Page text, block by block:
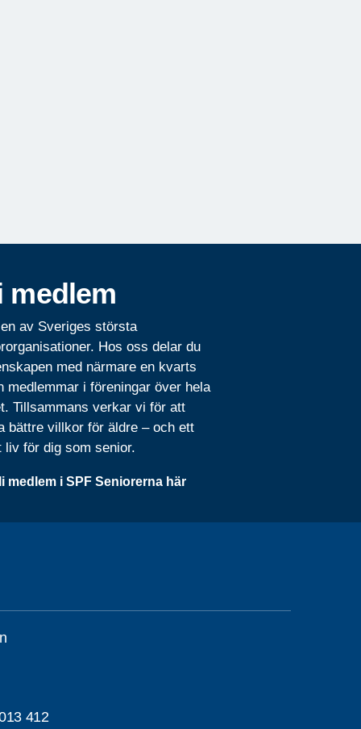
medlem
av Sveriges största
Hos oss delar du
med närmare en kvarts
medlemmar i föreningar över hela
Tillsammans verkar vi för att
bättre villkor för äldre – och ett
liv för dig som senior.
medlem i SPF Seniorerna här
412